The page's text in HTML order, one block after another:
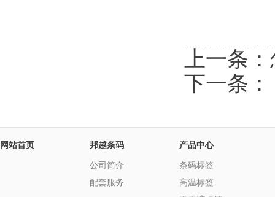
上一条：
下一条：
网站首页 邦越条码
公司简介
配套服务
产品中心
条码标签
高温标签